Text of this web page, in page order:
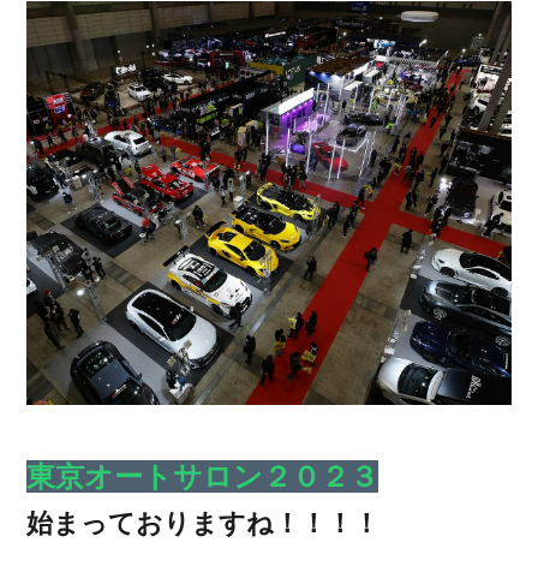
東京オートサロン２０２３
始まっておりますね！！！！